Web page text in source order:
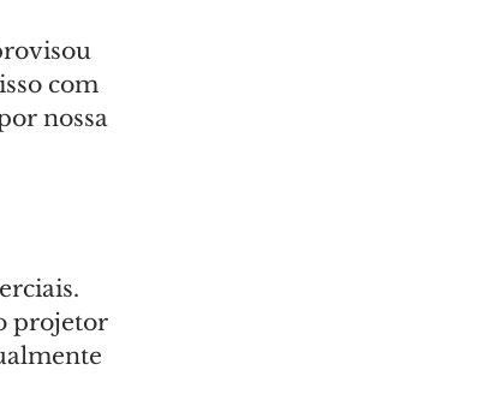
com
nossa
projetor